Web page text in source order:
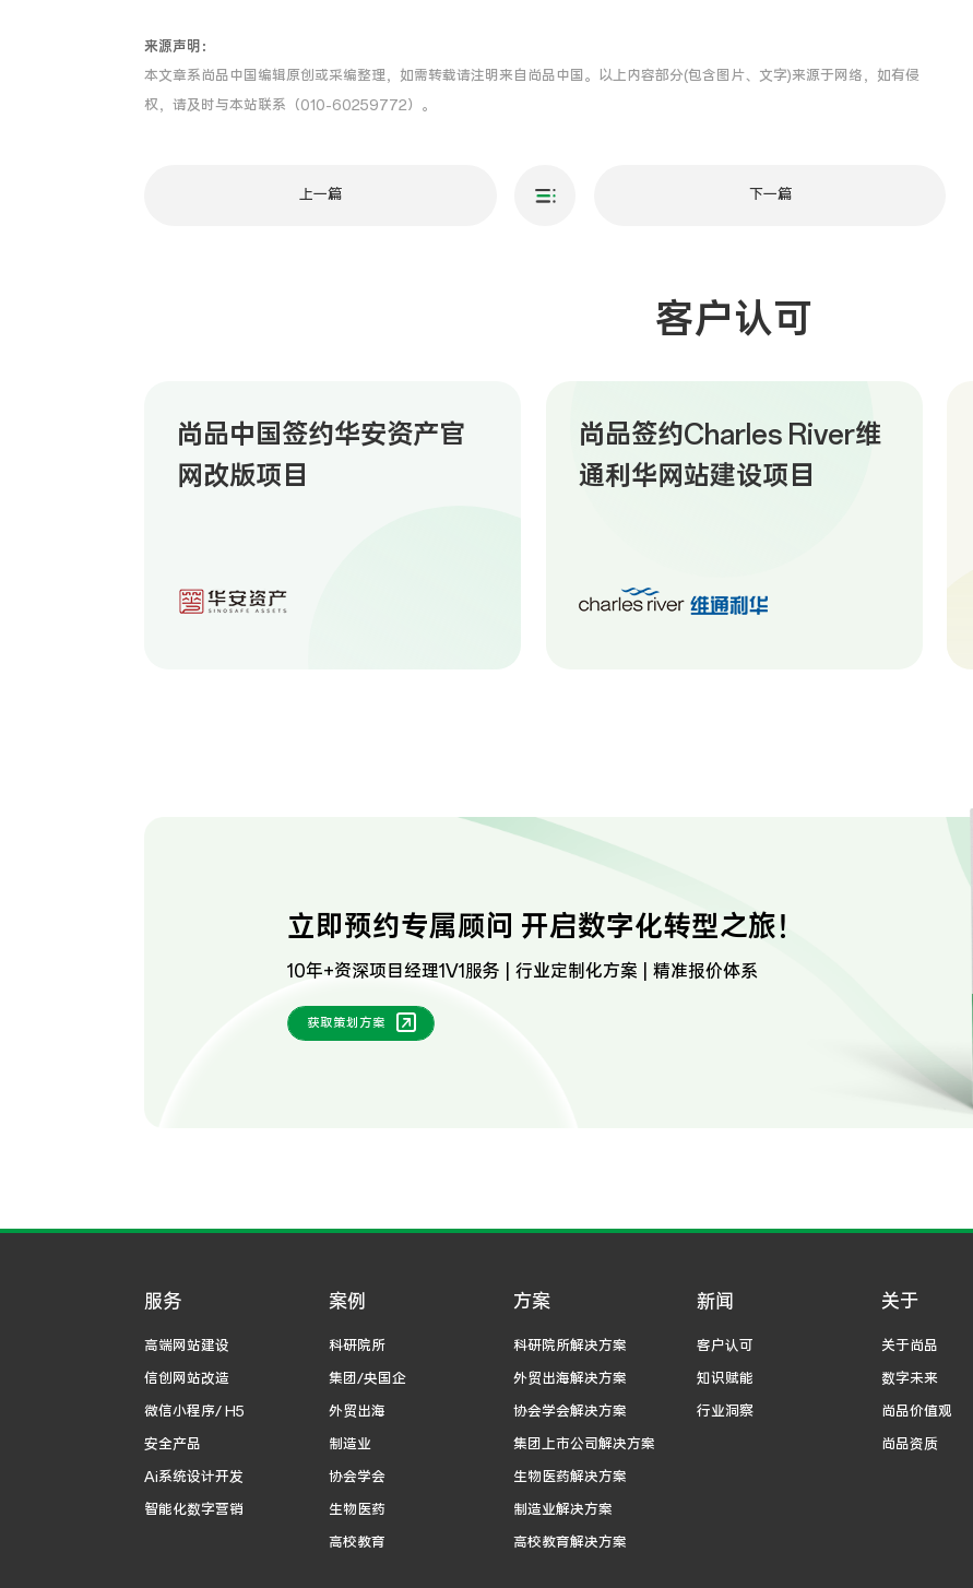
来源声明：
本文章系尚品中国编辑原创或采编整理，如需转载请注明来自尚品中国。以上内容部分(包含图片、文字)来源于网络，如有侵
权，请及时与本站联系（010-60259772）。
上一篇 下一篇
客户认可
尚品中国签约华安资产官
网改版项目
尚品签约Charles River维
通利华网站建设项目
立即预约专属顾问 开启数字化转型之旅！
10年+资深项目经理1V1服务 | 行业定制化方案 | 精准报价体系
获取策划方案
服务
高端网站建设
信创网站改造
微信小程序/ H5
安全产品
Ai系统设计开发
智能化数字营销
案例
科研院所
集团/央国企
外贸出海
制造业
协会学会
生物医药
高校教育
方案
科研院所解决方案
外贸出海解决方案
协会学会解决方案
集团上市公司解决方案
生物医药解决方案
制造业解决方案
高校教育解决方案
新闻
客户认可
知识赋能
行业洞察
关于
关于尚品
数字未来
尚品价值观
尚品资质